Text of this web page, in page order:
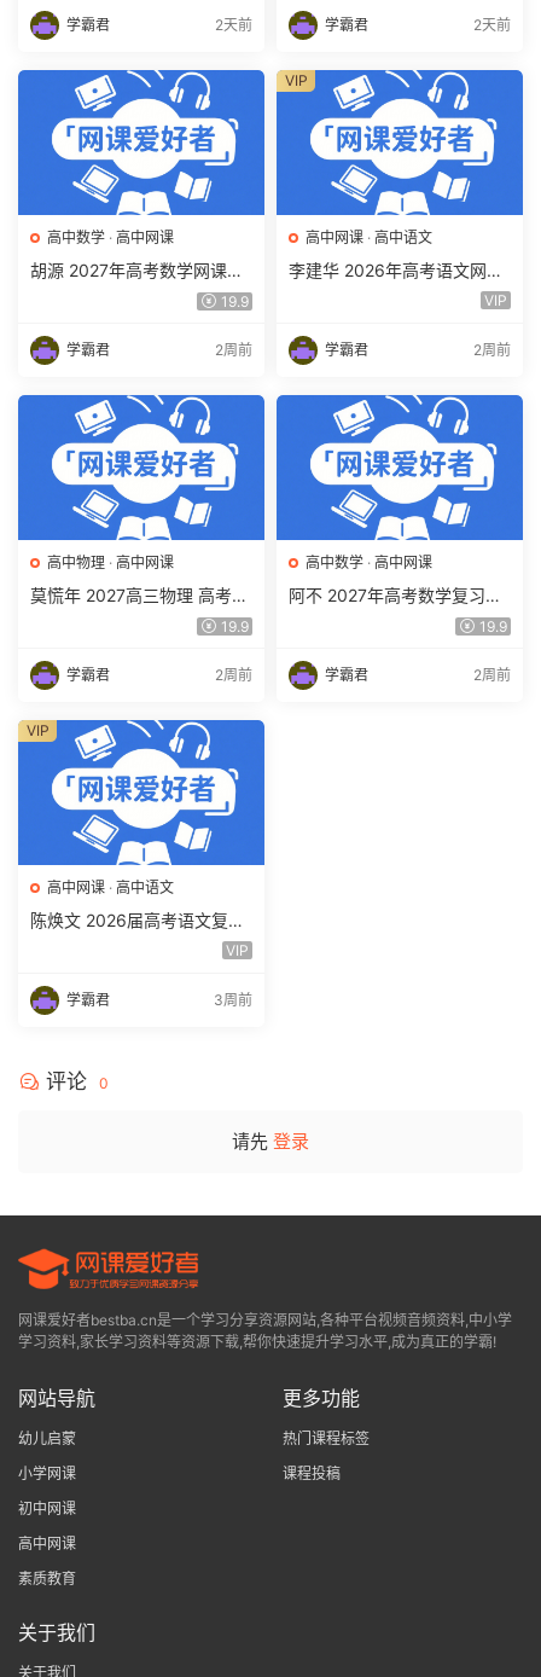
下载 学霸君 2天前
载
学霸君 2天前
高中数学 · 高中网课
胡源 2027年高考数学网课教
程 高三数学 一轮复习暑假班
19.9
学霸君 2周前
高中网课 · 高中语文
李建华 2026年高考语文网课
教程 高三语文 a+二三轮复习
VIP
学霸君 2周前
VIP
高中物理 · 高中网课
莫慌年 2027高三物理 高考物
19.9
学霸君 2周前
高中数学 · 高中网课
阿不 2027年高考数学复习网
课教程 高三数学 一轮复习视
19.9
学霸君 2周前
高中网课 · 高中语文
陈焕文 2026届高考语文复习
网课 高三语文 一二三轮视频
VIP
学霸君 3周前
VIP
评论 0
请先 登录
网课爱好者bestba.cn是一个学习分享资源网站,各种平台视频音频资料,中小学
学习资料,家长学习资料等资源下载,帮你快速提升学习水平,成为真正的学霸!
网站导航
幼儿启蒙
小学网课
初中网课
高中网课
素质教育
更多功能
热门课程标签
课程投稿
关于我们
关于我们